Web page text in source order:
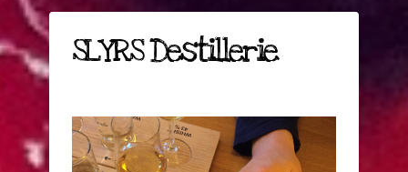
SLYRS Destillerie